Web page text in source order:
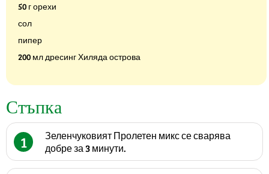
50 г орехи
сол
пипер
200 мл дресинг Хиляда острова
Стъпка
1
Зеленчуковият Пролетен микс се сварява
добре за 3 минути.